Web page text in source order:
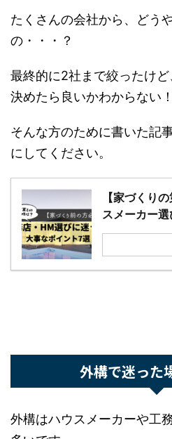
たくさんの会社から、どう
の・・・？
最終的に2社まで絞ったけど
て決めたら良いかわからない
そんな方のために書いた記
考にしてください。
【家づくり
スメーカー
選
外構で迷った
外構はハウスメーカーや工